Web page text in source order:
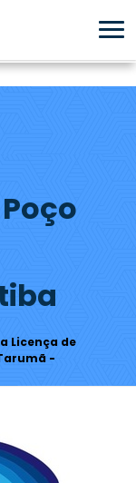
Licença de
-